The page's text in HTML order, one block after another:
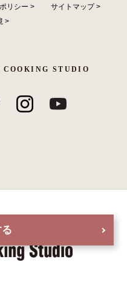
リシー > サイトマップ>
>
STUDIO